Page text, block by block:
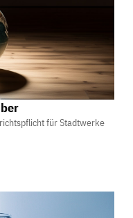
für Stadtwerke